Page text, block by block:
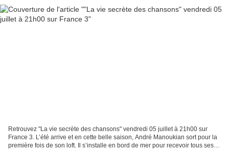
Retrouvez "La vie secrète des chansons" vendredi 05 juillet à 21h00 sur
France 3. L’été arrive et en cette belle saison, André Manoukian sort pour la
première fois de son loft. Il s’installe en bord de mer pour recevoir tous ses